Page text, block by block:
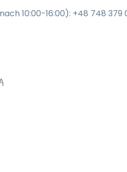
10:00-16:00): +48 748 379